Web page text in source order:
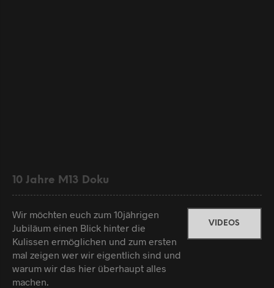
10 Jahre M13 Doku
Wir möchten euch zum 10jährigen
Jubiläum einen Blick hinter die
Kulissen ermöglichen und zum ersten
mal zeigen wer wir eigentlich sind und
warum wir das hier überhaupt alles
machen.
VIDEOS